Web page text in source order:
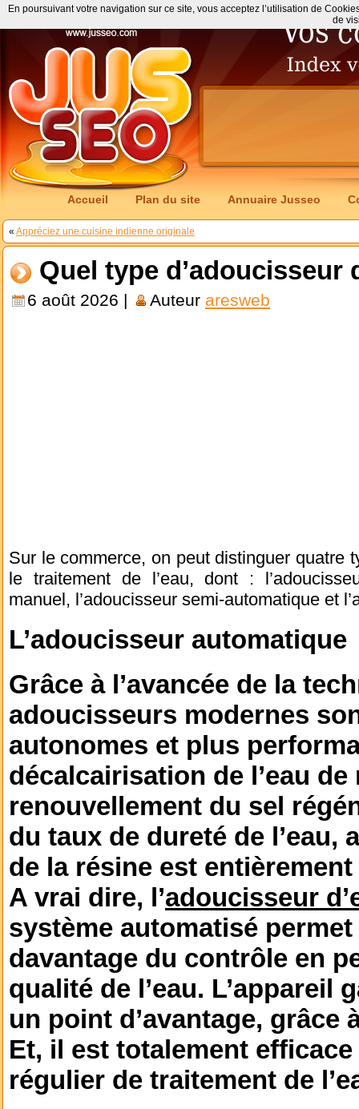
Accueil Plan du site Annuaire Jusseo
« Appréciez une cuisine indienne originale
Quel type d’adoucisseur
6 août 2026 | Auteur aresweb
Sur le commerce, on peut distinguer quatre
le traitement de l’eau, dont :
manuel, l’adoucisseur semi-automatique et
L’adoucisseur automatique
Grâce à l’avancée de la
adoucisseurs modernes
autonomes et plus
décalcairisation de l’eau
renouvellement du sel
du taux de dureté de l’eau,
de la résine est
A vrai dire, l’adoucisseur
système automatisé
davantage du contrôle en
qualité de l’eau. L’appareil
un point d’avantage, grâce
Et, il est totalement
régulier de traitement de
En poursuivant votre navigation sur ce site, vous acceptez l’utilisation de
de